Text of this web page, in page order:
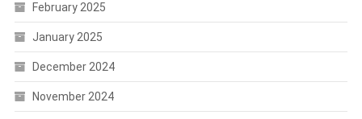
February 2025
January 2025
December 2024
November 2024